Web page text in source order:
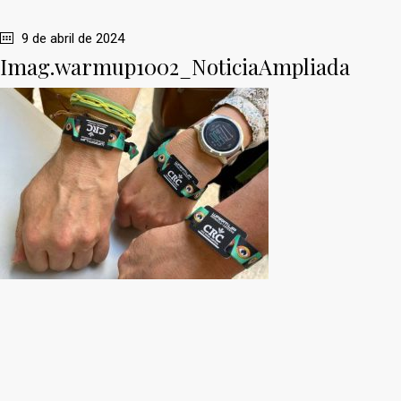
9 de abril de 2024
Imag.warmup1002_NoticiaAmpliada